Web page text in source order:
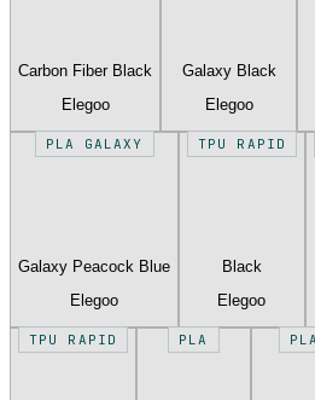
Carbon Fiber Black
Elegoo
Galaxy Black
Elegoo
PLA GALAXY
Galaxy Peacock Blue
Elegoo
TPU RAPID
Black
Elegoo
TPU RAPID PLA PLA